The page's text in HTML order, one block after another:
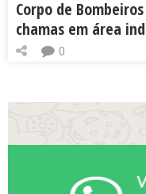
Corpo de
chamas em área
0